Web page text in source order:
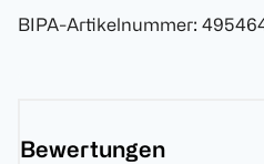
BIPA-Artikelnummer:
Bewertungen